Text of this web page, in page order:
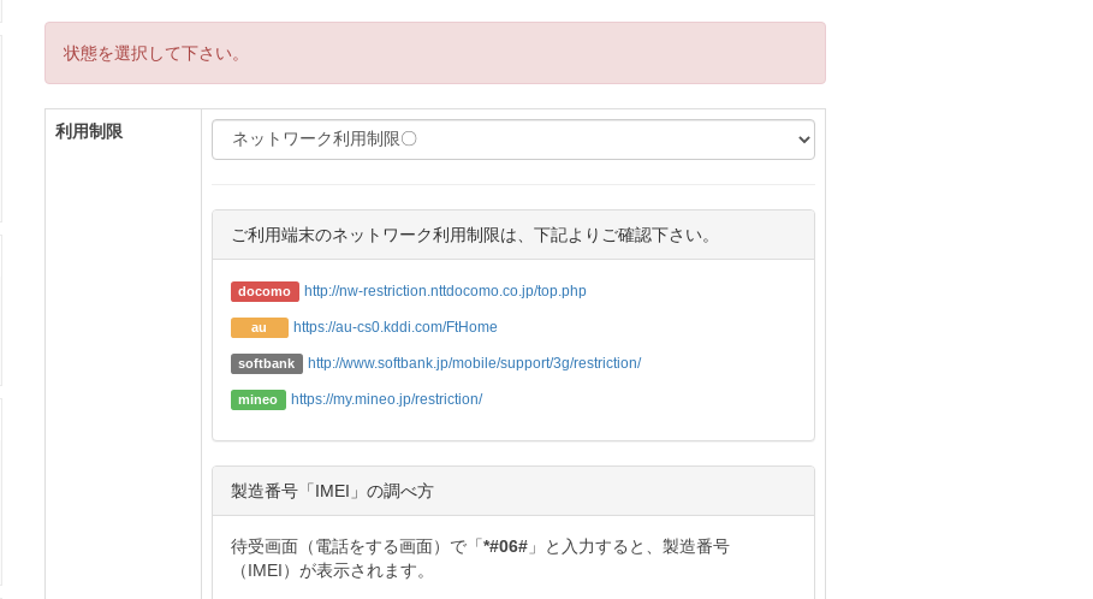
状態を選択して下さい。
利用制限
ご利用端末のネットワーク利用制限は、下記よりご確認下さい。
docomo http://nw-restriction.nttdocomo.co.jp/top.php
au https://au-cs0.kddi.com/FtHome
softbank http://www.softbank.jp/mobile/support/3g/restriction/
mineo https://my.mineo.jp/restriction/
製造番号「IMEI」の調べ方
待受画面（電話をする画面）で「*#06# 」と入力すると、製造番号
（IMEI）が表示されます。